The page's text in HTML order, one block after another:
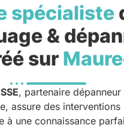
spécialiste
&
sur
, partenaire dépanneur
assure des interventions
à une connaissance